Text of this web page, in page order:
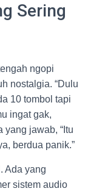
Sering
ngopi
nostalgia. “Dulu
10 tombol tapi
ingat gak,
yang jawab, “Itu
berdua panik.”
Ada yang
sistem audio